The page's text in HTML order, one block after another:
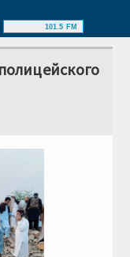
101.5 FM